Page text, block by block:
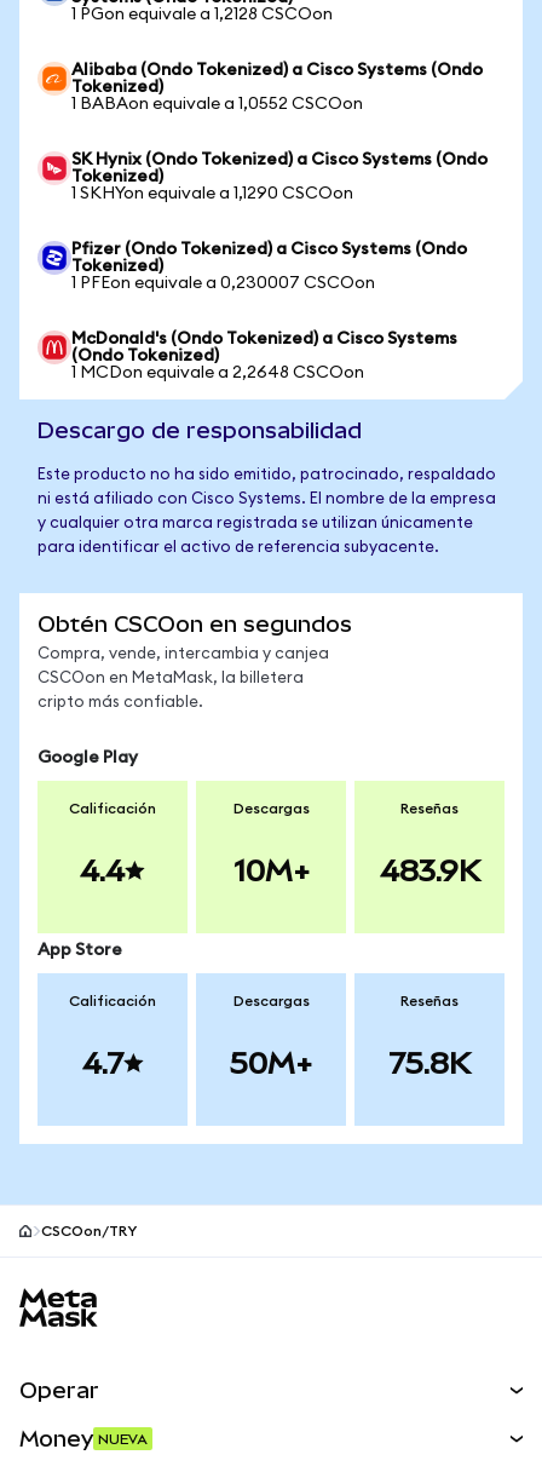
1 PGon equivale a 1,2128 CSCOon
Alibaba (Ondo Tokenized) a Cisco Systems (Ondo
Tokenized)
1 BABAon equivale a 1,0552 CSCOon
SK Hynix (Ondo Tokenized) a Cisco Systems (Ondo
Tokenized)
1 SKHYon equivale a 1,1290 CSCOon
Pfizer (Ondo Tokenized) a Cisco Systems (Ondo
Tokenized)
1 PFEon equivale a 0,230007 CSCOon
McDonald's (Ondo Tokenized) a Cisco Systems
(Ondo Tokenized)
1 MCDon equivale a 2,2648 CSCOon
Descargo de responsabilidad
Este producto no ha sido emitido, patrocinado, respaldado
ni está afiliado con Cisco Systems. El nombre de la empresa
y cualquier otra marca registrada se utilizan únicamente
para identificar el activo de referencia subyacente.
Obtén CSCOon en segundos
Compra, vende, intercambia y canjea
CSCOon en MetaMask, la billetera
cripto más confiable.
Google Play
Calificación
4.4
Descargas
10M+
Reseñas
483.9K
App Store
Calificación
4.7
Descargas
50M+
Reseñas
75.8K
CSCOon/TRY
Operar
Money NUEVA